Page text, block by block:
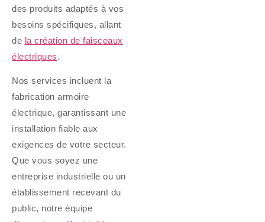
des produits adaptés à vos
besoins spécifiques, allant
de la création de faisceaux
électriques.
Nos services incluent la
fabrication armoire
électrique, garantissant une
installation fiable aux
exigences de votre secteur.
Que vous soyez une
entreprise industrielle ou un
établissement recevant du
public, notre équipe